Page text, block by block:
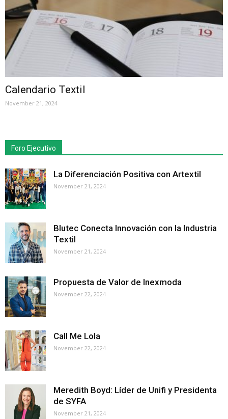
Calendario Textil
November 21, 2024
Foro Ejecutivo
La Diferenciación Positiva con Artextil
November 21, 2024
Blutec Conecta Innovación con la Industria
Textil
November 21, 2024
Propuesta de Valor de Inexmoda
November 22, 2024
Call Me Lola
November 22, 2024
Meredith Boyd: Líder de Unifi y Presidenta
de SYFA
November 21, 2024